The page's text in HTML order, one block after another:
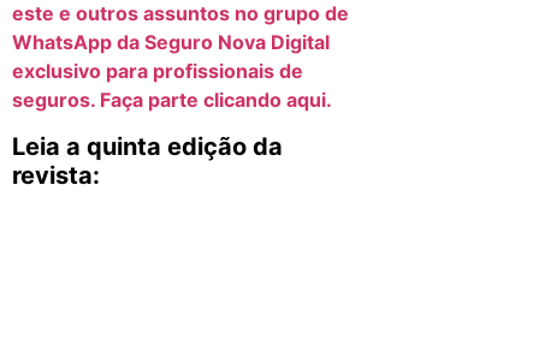
este e outros assuntos no grupo de
WhatsApp da Seguro Nova Digital
exclusivo para profissionais de
seguros. Faça parte clicando aqui.
Leia a quinta edição da
revista: